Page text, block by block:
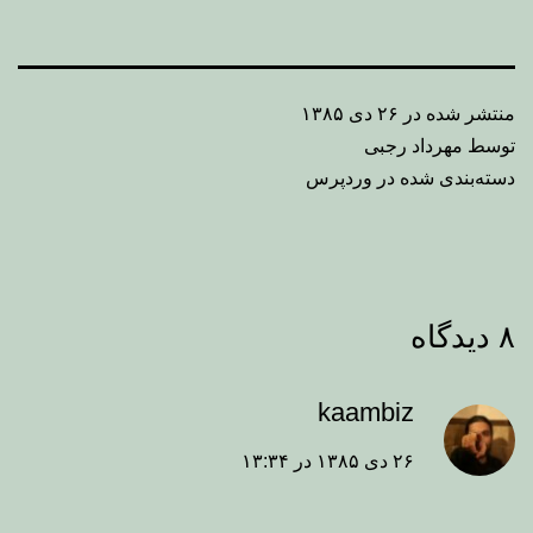
منتشر شده در ۲۶ دی ۱۳۸۵
توسط مهرداد رجبی
دسته‌بندی شده در وردپرس
۸ دیدگاه
kaambiz
۲۶ دی ۱۳۸۵ در ۱۳:۳۴